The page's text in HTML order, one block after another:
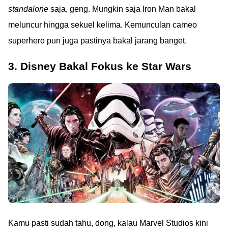
standalone saja, geng. Mungkin saja Iron Man bakal
meluncur hingga sekuel kelima. Kemunculan cameo
superhero pun juga pastinya bakal jarang banget.
3. Disney Bakal Fokus ke Star Wars
Kamu pasti sudah tahu, dong, kalau Marvel Studios kini